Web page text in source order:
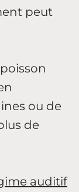
peut
ou de
de
auditif